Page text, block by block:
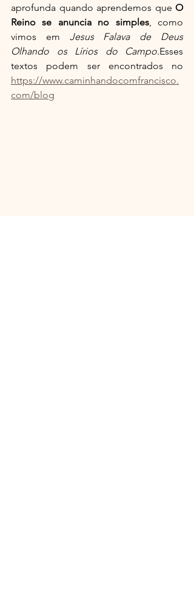
aprofunda quando aprendemos que O
Reino se anuncia no simples, como
vimos em Jesus Falava de Deus
Olhando os Lírios do Campo.Esses
https://www.caminhandocomfrancisco.
com/blog